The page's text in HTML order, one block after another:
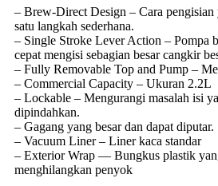
– Brew-Direct Design – Cara pengisian
satu langkah sederhana.
– Single Stroke Lever Action – Pompa
cepat mengisi sebagian besar cangkir
– Fully Removable Top and Pump –
– Commercial Capacity – Ukuran 2.2L
– Lockable – Mengurangi masalah isi
dipindahkan.
– Gagang yang besar dan dapat diputar.
– Vacuum Liner – Liner kaca standar
– Exterior Wrap — Bungkus plastik
menghilangkan penyok